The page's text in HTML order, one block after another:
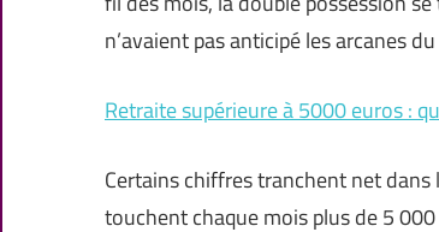
n’avaient pas anticipé les arcanes
Retraite supérieure à 5000 euros :
Certains chiffres tranchent net dans
touchent chaque mois plus de 5